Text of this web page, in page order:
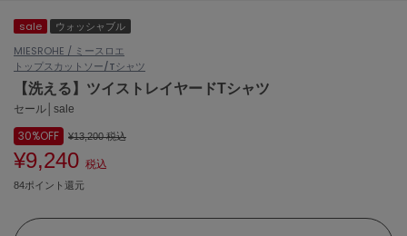
(124)
ànuke
アンヌーク
ASICS
アシックス
Ballelite
バレリット
バンドリヤー
sale
ウォッシャブル
MIESROHE / ミースロエ
トップスカットソー/Tシャツ
【洗える】ツイストレイヤードTシャツ
セール│sale
30%OFF ¥13,200税込
¥9,240 税込
84ポイント還元